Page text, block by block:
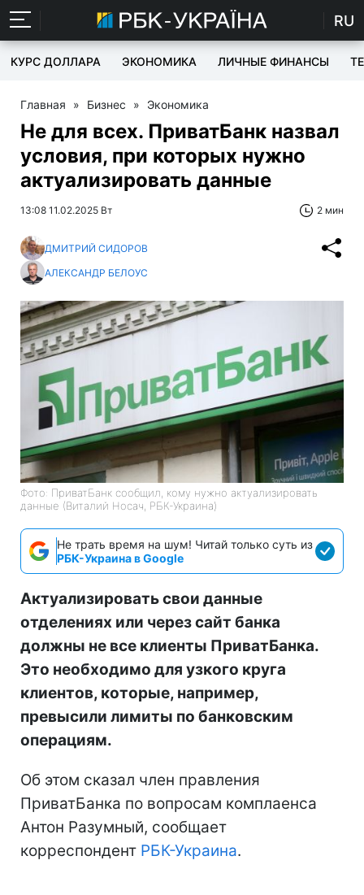
RU
КУРС ДОЛЛАРА ЭКОНОМИКА ЛИЧНЫЕ ФИНАНСЫ
Главная » Бизнес » Экономика
Не для всех. ПриватБанк назвал
условия, при которых нужно
актуализировать данные
13:08 11.02.2025 Вт 2 мин
ДМИТРИЙ СИДОРОВ
АЛЕКСАНДР БЕЛОУС
Фото: ПриватБанк сообщил, кому нужно актуализировать
данные (Виталий Носач, РБК-Украина)
Не трать время на шум! Читай только суть из
РБК-Украина в Google
Актуализировать свои данные
отделениях или через сайт банка
должны не все клиенты ПриватБанка.
Это необходимо для узкого круга
клиентов, которые, например,
превысили лимиты по банковским
операциям.
Об этом сказал член правления
ПриватБанка по вопросам комплаенса
Антон Разумный, сообщает
корреспондент РБК-Украина.